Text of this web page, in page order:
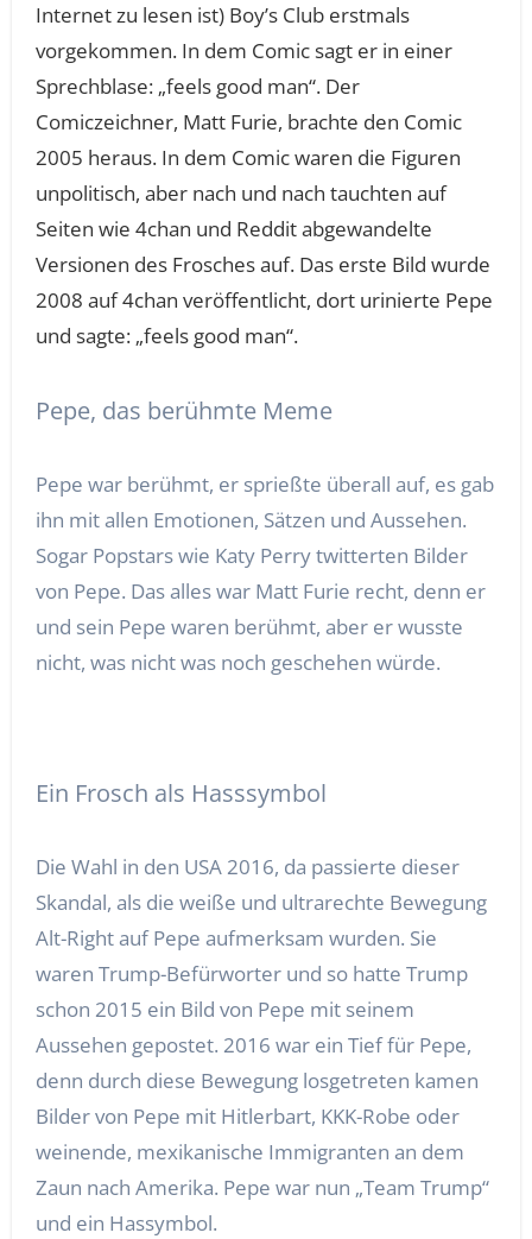
Internet zu lesen ist) Boy’s Club erstmals
vorgekommen. In dem Comic sagt er in einer
Sprechblase: „feels good man“. Der
Comiczeichner, Matt Furie, brachte den Comic
2005 heraus. In dem Comic waren die Figuren
unpolitisch, aber nach und nach tauchten auf
Seiten wie 4chan und Reddit abgewandelte
Versionen des Frosches auf. Das erste Bild wurde
2008 auf 4chan veröffentlicht, dort urinierte Pepe
und sagte: „feels good man“.
Pepe, das berühmte Meme
Pepe war berühmt, er sprießte überall auf, es gab
ihn mit allen Emotionen, Sätzen und Aussehen.
Sogar Popstars wie Katy Perry twitterten Bilder
von Pepe. Das alles war Matt Furie recht, denn er
und sein Pepe waren berühmt, aber er wusste
nicht, was nicht was noch geschehen würde.
Ein Frosch als Hasssymbol
Die Wahl in den USA 2016, da passierte dieser
Skandal, als die weiße und ultrarechte Bewegung
Alt-Right auf Pepe aufmerksam wurden. Sie
waren Trump-Befürworter und so hatte Trump
schon 2015 ein Bild von Pepe mit seinem
Aussehen gepostet. 2016 war ein Tief für Pepe,
denn durch diese Bewegung losgetreten kamen
Bilder von Pepe mit Hitlerbart, KKK-Robe oder
weinende, mexikanische Immigranten an dem
Zaun nach Amerika. Pepe war nun „Team Trump“
und ein Hassymbol.